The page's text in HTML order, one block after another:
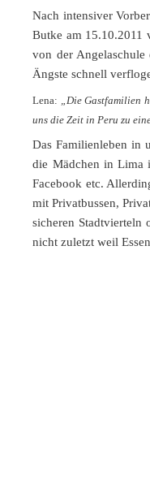
Nach intensiver
Butke am 15.10.2011
von der Angelaschule
Ängste schnell
Lena:
„Die Gastfamilien
uns die Zeit in Peru zu
Das Familienleben in
die Mädchen in Lima
Facebook etc.
mit Privatbussen,
sicheren
nicht zuletzt weil